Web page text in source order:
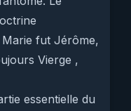
fut Jérôme,
Vierge ,
essentielle du